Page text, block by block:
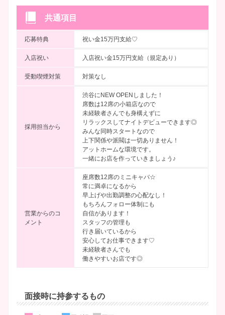
共通項目
応募特典 祝い金15万円支給♡
入店祝い 入店祝い金15万円支給（規定あり）
受動喫煙対策 対策なし
採用担当から
渋谷にNEW OPENしました！
席数は12席の小箱店なので
未経験者さんでも身構えずに
リラックスしてナイトデビューできます◎
みんな同時スタートなので
上下関係や派閥は一切ありません！
アットホームな環境です。
一緒にお店を作っていきましょう♪
営業からのコ
メント
座席数12席のミニキャバ☆
常に満卓になるから
早上げや出勤調整の心配なし！
もちろんフォロー体制にも
自信があります！
スタッフの管理も
行き届いているから
安心してお仕事できます♡
未経験者さんでも
働きやすいお店です◎
面接時に持参するもの